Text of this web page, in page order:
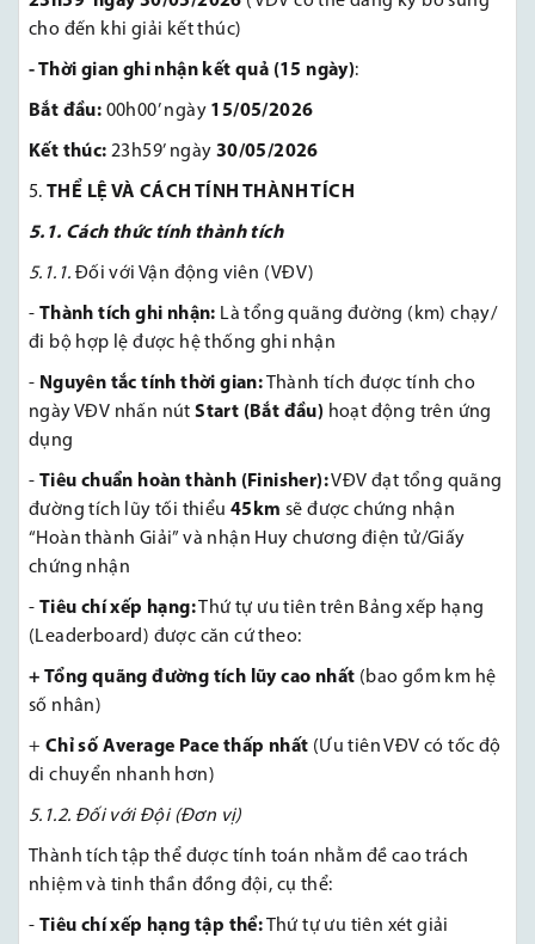
cho đến khi giải kết thúc)
-Thời gian ghi nhận kết quả (15 ngày):
Bắt đầu: 00h00’ ngày 15/05/2026
Kết thúc: 23h59’ ngày 30/05/2026
THỂ LỆ VÀ CÁCH TÍNH THÀNH TÍCH
5.1. Cách thức tính thành tích
5.1.1. Đối với Vận động viên (VĐV)
- Thành tích ghi nhận: Là tổng quãng đường (km) chạy/
đi bộ hợp lệ được hệ thống ghi nhận
- Nguyên tắc tính thời gian:Thành tích được tính cho
ngày VĐV nhấn nútStart (Bắt đầu) hoạt động trên ứng
dụng
- Tiêu chuẩn hoàn thành (Finisher):VĐV đạt tổng quãng
đường tích lũy tối thiểu 45km sẽ được chứng nhận
“Hoàn thành Giải” và nhận Huy chương điện tử/Giấy
chứng nhận
- Tiêu chí xếp hạng:Thứ tự ưu tiên trên Bảng xếp hạng
(Leaderboard) được căn cứ theo:
+ Tổng quãng đường tích lũy cao nhất (bao gồm km hệ
số nhân)
+ Chỉ số Average Pace thấp nhất (Ưu tiên VĐV có tốc độ
di chuyển nhanh hơn)
5.1.2. Đối với Đội (Đơn vị)
Thành tích tập thể được tính toán nhằm đề cao trách
nhiệm và tinh thần đồng đội, cụ thể:
- Tiêu chí xếp hạng tập thể:Thứ tự ưu tiên xét giải